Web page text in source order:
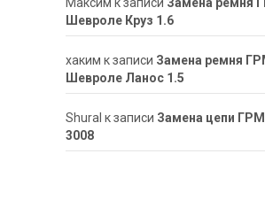
Шевроле Круз 1.6
хаким к записи Замена ремня
Шевроле Ланос 1.5
ShuraI к записи Замена цепи
3008